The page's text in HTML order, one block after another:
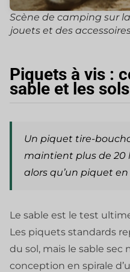
Scène de camping sur
jouets et des
Piquets à vis :
sable et les
Un piquet tire-
maintient plus de 20
alors qu’un piquet en
Le sable est le test
Les piquets standards
du sol, mais le sable sec
conception en spirale